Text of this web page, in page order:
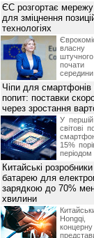
ЄС розгортає мережу
для зміцнення
технологіях
власну
почати
Чіпи для
попит: поставки
через зростання
У
світові
15%
періодом
Китайські
батарею для
зарядкою до 70%
хвилини
Hongqi,